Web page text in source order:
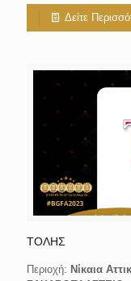
Δείτε
ΤΟΛΗΣ
Περιοχή: Νίκαια